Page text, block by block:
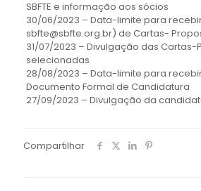
SBFTE e informação aos sócios
30/06/2023 – Data-limite para
sbfte@sbfte.org.br) de Cartas-
31/07/2023 – Divulgação das
selecionadas
28/08/2023 – Data-limite para
Documento Formal de Candidatura
27/09/2023 – Divulgação da
Compartilhar